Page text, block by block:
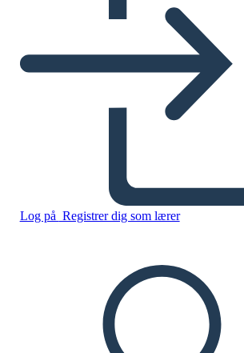
Log på Registrer dig som lærer
Forma di Mango
LAVE ET STORYBOARD
AFSPIL DIASSHOW
LÆS FOR MIG